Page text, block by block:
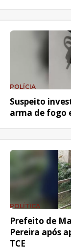
POLÍCIA
Suspeito
arma de fogo
POLÍTICA
Prefeito de
Pereira após
TCE